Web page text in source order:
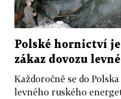
Polské hornictví
zákaz dovozu
Každoročně se do
levného ruského